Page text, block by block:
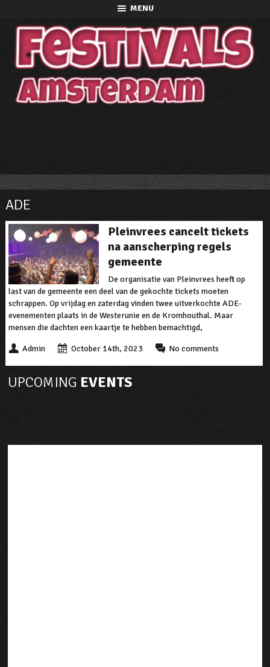
MENU
ADE
Pleinvrees cancelt tickets
na aanscherping regels
gemeente
De organisatie van Pleinvrees heeft op
last van de gemeente een deel van de gekochte tickets moeten
schrappen. Op vrijdag en zaterdag vinden twee uitverkochte ADE-
evenementen plaats in de Westerunie en de Kromhouthal. Maar
mensen die dachten een kaartje te hebben bemachtigd,
Admin October 14th, 2023 No comments
UPCOMING EVENTS